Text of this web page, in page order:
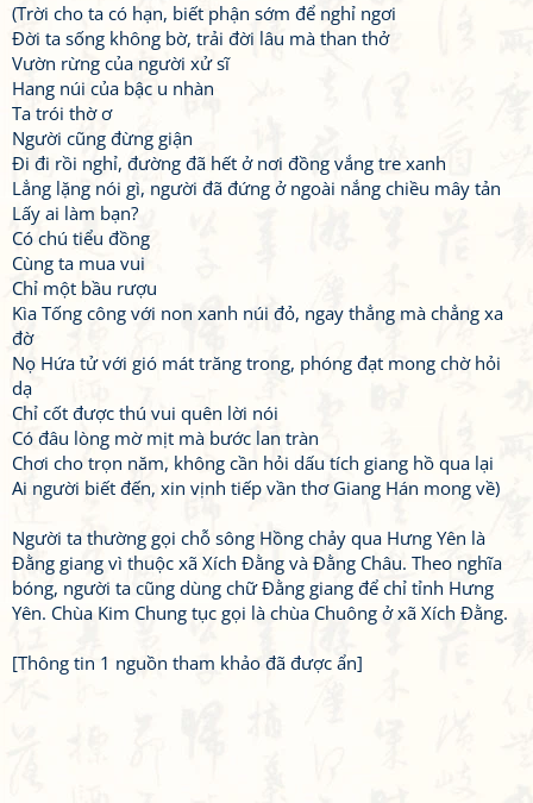
(Trời cho ta có hạn, biết phận sớm để nghỉ ngơi
Đời ta sống không bờ, trải đời lâu mà than thở
Vườn rừng của người xử sĩ
Hang núi của bậc u nhàn
Ta trói thờ ơ
Người cũng đừng giận
Đi đi rồi nghỉ, đường đã hết ở nơi đồng vắng tre xanh
Lẳng lặng nói gì, người đã đứng ở ngoài nắng chiều mây tản
Lấy ai làm bạn?
Có chú tiểu đồng
Cùng ta mua vui
Chỉ một bầu rượu
Kìa Tống công với non xanh núi đỏ, ngay thẳng mà chẳng xa
đờ
Nọ Hứa tử với gió mát trăng trong, phóng đạt mong chờ hỏi
dạ
Chỉ cốt được thú vui quên lời nói
Có đâu lòng mờ mịt mà bước lan tràn
Chơi cho trọn năm, không cần hỏi dấu tích giang hồ qua lại
Ai người biết đến, xin vịnh tiếp vần thơ Giang Hán mong về)
Người ta thường gọi chỗ sông Hồng chảy qua Hưng Yên là
Đằng giang vì thuộc xã Xích Đằng và Đằng Châu. Theo nghĩa
bóng, người ta cũng dùng chữ Đằng giang để chỉ tỉnh Hưng
Yên. Chùa Kim Chung tục gọi là chùa Chuông ở xã Xích Đằng.
[Thông tin 1 nguồn tham khảo đã được ẩn]